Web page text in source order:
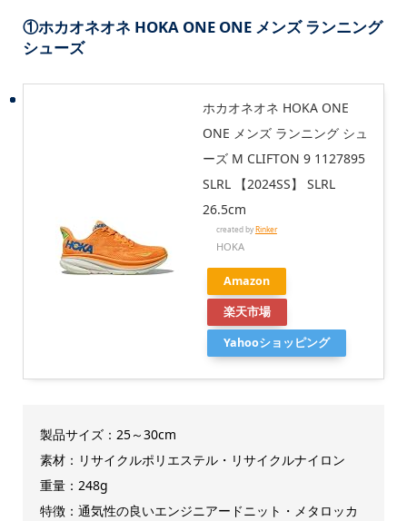
①ホカオネオネ HOKA ONE ONE メンズ ランニング
シューズ
ホカオネオネ HOKA ONE
ONE メンズ ランニング シュ
ーズ M CLIFTON 9 1127895
SLRL 【2024SS】 SLRL
26.5cm
created by Rinker
HOKA
Amazon
楽天市場
Yahooショッピング
製品サイズ：25～30cm
素材：リサイクルポリエステル・リサイクルナイロン
重量：248g
特徴：通気性の良いエンジニアードニット・メタロッカ